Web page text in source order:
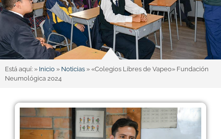
Está aquí: » Inicio » Noticias » «Colegios Libres de Vapeo» Fundación
Neumológica 2024